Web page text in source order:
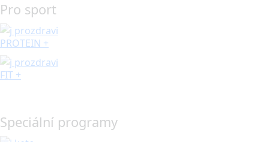
Pro sport
PROTEIN +
FIT +
Speciální programy